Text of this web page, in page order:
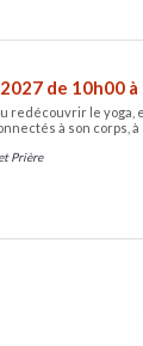
de 10h00
redécouvrir le
à son corps,
Prière